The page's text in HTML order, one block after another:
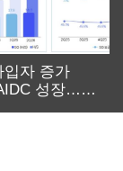
입자 증가
성장…